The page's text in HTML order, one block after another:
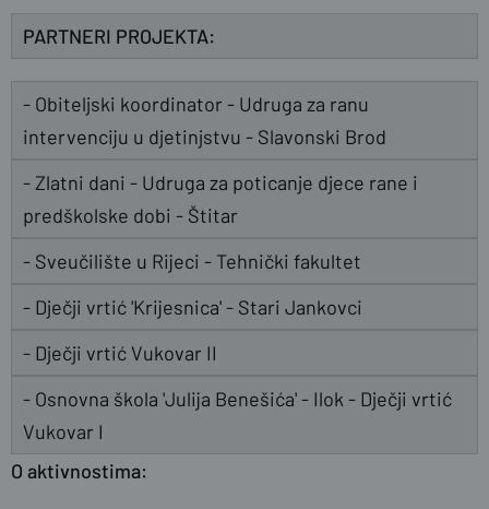
PARTNERI PROJEKTA:
- Obiteljski koordinator - Udruga za ranu
intervenciju u djetinjstvu - Slavonski Brod
- Zlatni dani - Udruga za poticanje djece rane i
predškolske dobi - Štitar
- Sveučilište u Rijeci - Tehnički fakultet
- Dječji vrtić 'Krijesnica' - Stari Jankovci
- Dječji vrtić Vukovar II
- Osnovna škola 'Julija Benešića' - Ilok - Dječji vrtić
Vukovar I
O aktivnostima: